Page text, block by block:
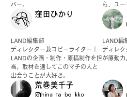
バー。
ら、ユー
窪田ひかり
LAND編集部
ディレクター兼コピーライター｜
LANDの企画・制作・原稿制作を担
当。取材を通してこのマチの人と
出会うことが大好き。
LAND編
ディレク
が原動力
荒巻美千子
hina_ta_bo_kko